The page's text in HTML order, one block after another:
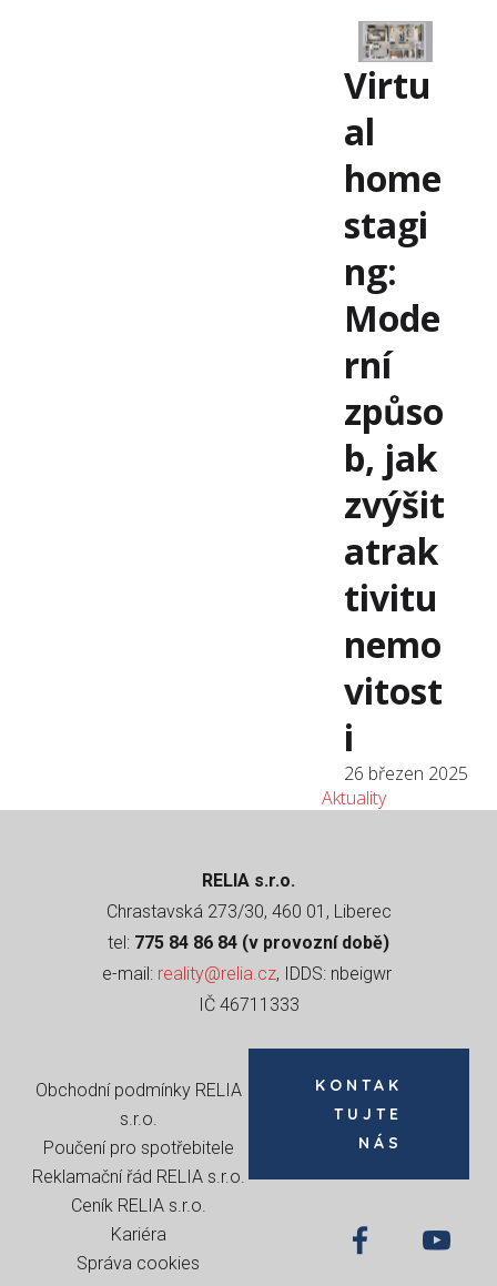
Virtu
al
home
stagi
ng:
Mode
rní
způso
b, jak
zvýšit
atrak
tivitu
nemo
vitost
i
26 březen 2025
Aktuality
RELIA s.r.o.
Chrastavská 273/30, 460 01, Liberec
tel: 775 84 86 84 (v provozní době)
e-mail: reality@relia.cz, IDDS: nbeigwr
IČ 46711333
Obchodní podmínky RELIA
s.r.o.
Poučení pro spotřebitele
Reklamační řád RELIA s.r.o.
Ceník RELIA s.r.o.
Kariéra
Správa cookies
KONTAK
TUJTE
NÁS